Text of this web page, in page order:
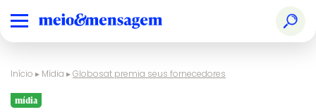
Início ▸ Mídia ▸Globosat premia seus fornecedores
mídia